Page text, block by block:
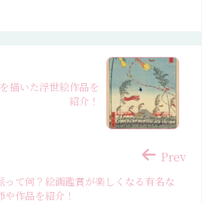
描いた浮世絵作品を
紹介！
って何？絵画鑑賞が楽しくなる有名な
や作品を紹介！
Prev